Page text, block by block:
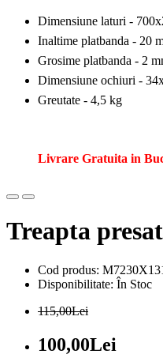
Dimensiune laturi -
Inaltime platbanda - 20
Grosime platbanda - 2
Dimensiune ochiuri -
Greutate - 4,5 kg
Livrare Gratuita in
Treapta
Cod produs:
Disponibilitate: În Stoc
115,00Lei
100,00Lei